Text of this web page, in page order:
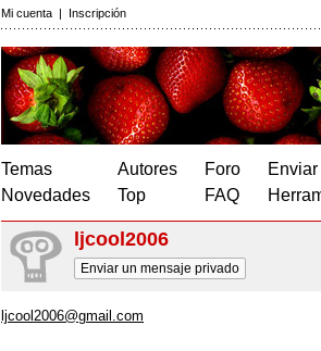
Mi cuenta | Inscripción
Temas
Novedades
Autores
Top
Foro
FAQ
ljcool2006
Enviar un mensaje privado
ljcool2006@gmail.com